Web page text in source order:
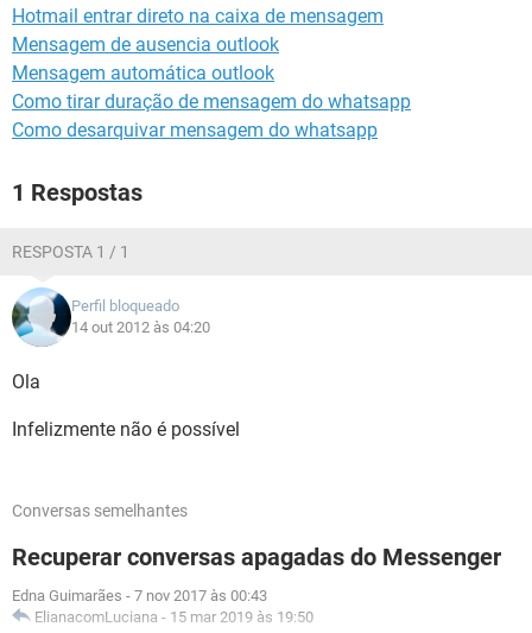
Hotmail entrar direto na caixa de mensagem
Mensagem de ausencia outlook
Mensagem automática outlook
Como tirar duração de mensagem do whatsapp
Como desarquivar mensagem do whatsapp
1 Respostas
RESPOSTA 1 / 1
Perfil bloqueado
14 out 2012 às 04:20
Ola
Infelizmente não é possível
Conversas semelhantes
Recuperar conversas apagadas do Messenger
Edna Guimarães - 7 nov 2017 às 00:43
ElianacomLuciana - 15 mar 2019 às 19:50